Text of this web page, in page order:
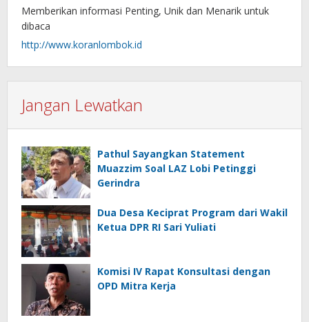
Memberikan informasi Penting, Unik dan Menarik untuk
dibaca
http://www.koranlombok.id
Jangan Lewatkan
Pathul Sayangkan Statement
Muazzim Soal LAZ Lobi Petinggi
Gerindra
Dua Desa Keciprat Program dari Wakil
Ketua DPR RI Sari Yuliati
Komisi IV Rapat Konsultasi dengan
OPD Mitra Kerja